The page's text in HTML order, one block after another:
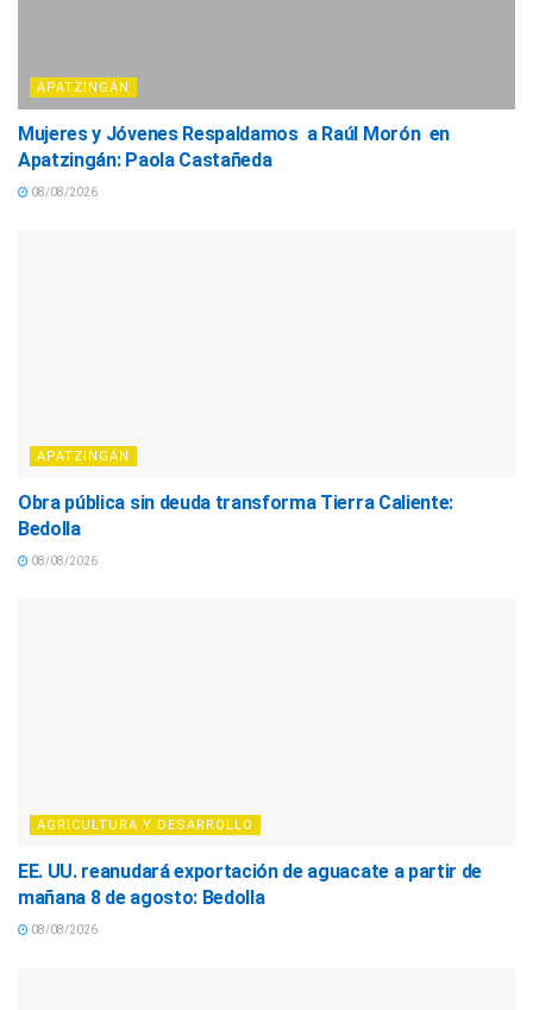
APATZINGÁN
Mujeres y Jóvenes Respaldamos a Raúl Morón en
Apatzingán: Paola Castañeda
08/08/2026
APATZINGÁN
Obra pública sin deuda transforma Tierra Caliente:
Bedolla
08/08/2026
AGRICULTURA Y DESARROLLO
EE. UU. reanudará exportación de aguacate a partir de
mañana 8 de agosto: Bedolla
08/08/2026